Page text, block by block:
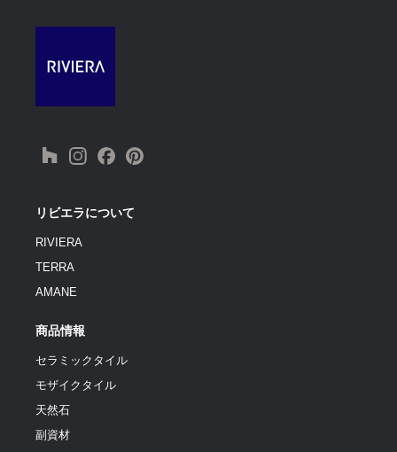
リビエラについて
RIVIERA
TERRA
AMANE
商品情報
セラミックタイル
モザイクタイル
天然石
副資材